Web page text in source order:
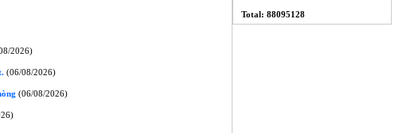
2026)
(06/08/2026)
(06/08/2026)
Total: 88095128